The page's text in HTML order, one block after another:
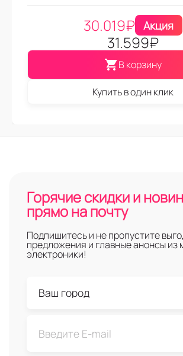
30.019₽ Акция
31.599₽
В корзину
Купить в один клик
Горячие скидки и
прямо на почту
Подпишитесь и не пропустите
предложения и главные анонсы из
электроники!